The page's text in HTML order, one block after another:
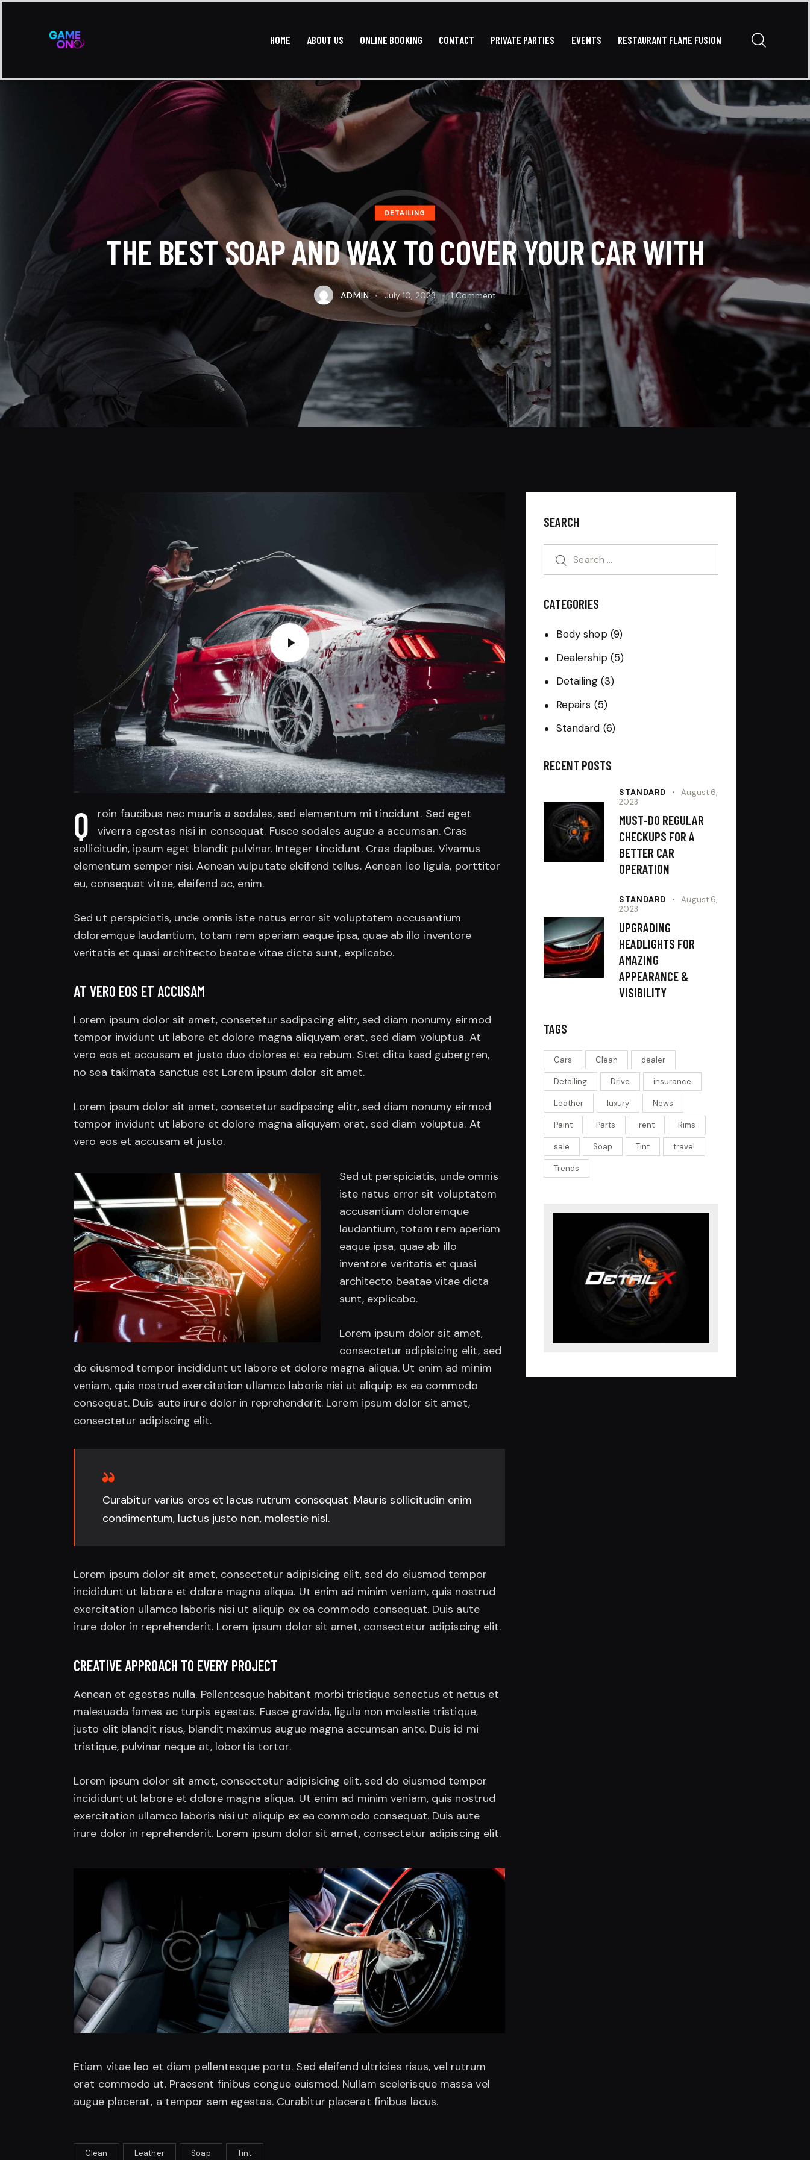
HOME ABOUT US ONLINE BOOKING CONTACT PRIVATE PARTIES EVENTS RESTAURANT FLAME FUSION
HOME ABOUT US ONLINE BOOKING CONTACT PRIVATE PARTIES EVENTS
DETAILING
THE BEST SOAP AND WAX TO COVER YOUR CAR WITH
ADMIN July 10, 2023 1 Comment
Q
roin faucibus nec mauris a sodales, sed elementum mi tincidunt. Sed eget
viverra egestas nisi in consequat. Fusce sodales augue a accumsan. Cras
sollicitudin, ipsum eget blandit pulvinar. Integer tincidunt. Cras dapibus. Vivamus
elementum semper nisi. Aenean vulputate eleifend tellus. Aenean leo ligula, porttitor
eu, consequat vitae, eleifend ac, enim.
Sed ut perspiciatis, unde omnis iste natus error sit voluptatem accusantium
doloremque laudantium, totam rem aperiam eaque ipsa, quae ab illo inventore
veritatis et quasi architecto beatae vitae dicta sunt, explicabo.
AT VERO EOS ET ACCUSAM
Lorem ipsum dolor sit amet, consetetur sadipscing elitr, sed diam nonumy eirmod
tempor invidunt ut labore et dolore magna aliquyam erat, sed diam voluptua. At
vero eos et accusam et justo duo dolores et ea rebum. Stet clita kasd gubergren,
no sea takimata sanctus est Lorem ipsum dolor sit amet.
Lorem ipsum dolor sit amet, consetetur sadipscing elitr, sed diam nonumy eirmod
tempor invidunt ut labore et dolore magna aliquyam erat, sed diam voluptua. At
vero eos et accusam et justo.
Sed ut perspiciatis, unde omnis
iste natus error sit voluptatem
accusantium doloremque
laudantium, totam rem aperiam
eaque ipsa, quae ab illo
inventore veritatis et quasi
architecto beatae vitae dicta
sunt, explicabo.
Lorem ipsum dolor sit amet,
consectetur adipisicing elit, sed
do eiusmod tempor incididunt ut labore et dolore magna aliqua. Ut enim ad minim
veniam, quis nostrud exercitation ullamco laboris nisi ut aliquip ex ea commodo
consequat. Duis aute irure dolor in reprehenderit. Lorem ipsum dolor sit amet,
consectetur adipiscing elit.
Curabitur varius eros et lacus rutrum consequat. Mauris sollicitudin enim
condimentum, luctus justo non, molestie nisl.
Lorem ipsum dolor sit amet, consectetur adipisicing elit, sed do eiusmod tempor
incididunt ut labore et dolore magna aliqua. Ut enim ad minim veniam, quis nostrud
exercitation ullamco laboris nisi ut aliquip ex ea commodo consequat. Duis aute
irure dolor in reprehenderit. Lorem ipsum dolor sit amet, consectetur adipiscing elit.
CREATIVE APPROACH TO EVERY PROJECT
Aenean et egestas nulla. Pellentesque habitant morbi tristique senectus et netus et
malesuada fames ac turpis egestas. Fusce gravida, ligula non molestie tristique,
justo elit blandit risus, blandit maximus augue magna accumsan ante. Duis id mi
tristique, pulvinar neque at, lobortis tortor.
Lorem ipsum dolor sit amet, consectetur adipisicing elit, sed do eiusmod tempor
incididunt ut labore et dolore magna aliqua. Ut enim ad minim veniam, quis nostrud
exercitation ullamco laboris nisi ut aliquip ex ea commodo consequat. Duis aute
irure dolor in reprehenderit. Lorem ipsum dolor sit amet, consectetur adipiscing elit.
Etiam vitae leo et diam pellentesque porta. Sed eleifend ultricies risus, vel rutrum
erat commodo ut. Praesent finibus congue euismod. Nullam scelerisque massa vel
augue placerat, a tempor sem egestas. Curabitur placerat finibus lacus.
Clean Leather Soap Tint
SEARCH
CATEGORIES
Body shop(9)
Dealership(5)
Detailing(3)
Repairs (5)
Standard (6)
RECENT POSTS
STANDARD
August 6,
2023
MUST-DO REGULAR
CHECKUPS FOR A
BETTER CAR
OPERATION
STANDARD
August 6,
2023
UPGRADING
HEADLIGHTS FOR
AMAZING
APPEARANCE &
VISIBILITY
TAGS
Cars Clean dealer
Detailing Drive insurance
Leather luxury News
Paint Parts rent Rims
sale Soap Tint travel
Trends